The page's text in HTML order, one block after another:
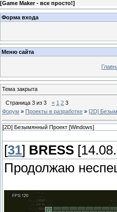
[Game Maker - все просто!]
Форма входа
Меню сайта
Тема закрыта
Страница 3 из 3 « 1 2 3
Форум » Проекты в разработке » [2D]
[2D] Безымянный Проект [Windows]
[31] BRESS
Продолжаю